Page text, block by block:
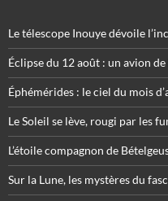
Le télescope Inouye dévoile
Éclipse du 12 août : un avion
Éphémérides : le ciel du mois
Le Soleil se lève, rougi par les
L’étoile compagnon de
Sur la Lune, les mystères du